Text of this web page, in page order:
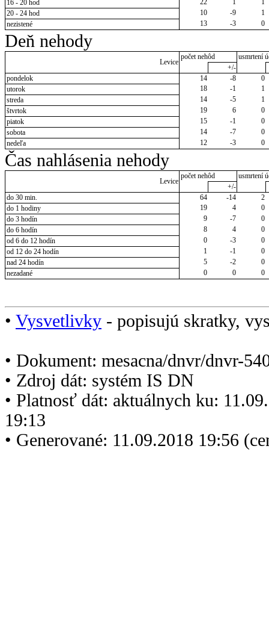
16 - 20 hod
22 1
1
20 - 24 hod
10 -9
1
nezistené
13 -3 0
Deň nehody
Levice
počet nehôd
usmrtení
+/-
pondelok
14 -8
0
utorok
18 -1
1
streda
14 -5
1
štvrtok
19 6
0
piatok
15 -1
0
sobota
14 -7
0
nedeľa
12 -3 0
Čas nahlásenia nehody
Levice
počet nehôd
usmrtení
+/-
do 30 min.
64 -14
2
do 1 hodiny
19 4
0
do 3 hodín
9 -7
0
do 6 hodín
8 4
0
od 6 do 12 hodín
0 -3
0
od 12 do 24 hodín
1 -1
0
nad 24 hodín
5 -2
0
nezadané
0 0 0
• Vysvetlivky - popisujú skratky,
• Dokument: mesacna/dnvr/dnvr-
• Zdroj dát: systém IS DN
• Platnosť dát: aktuálnych ku:
19:13
• Generované: 11.09.2018 19:56